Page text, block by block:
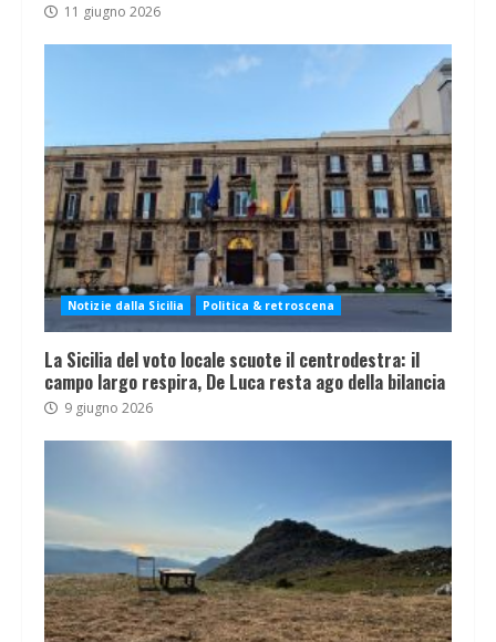
11 giugno 2026
Notizie dalla Sicilia Politica & retroscena
La Sicilia del voto locale scuote il centrodestra: il
campo largo respira, De Luca resta ago della bilancia
9 giugno 2026